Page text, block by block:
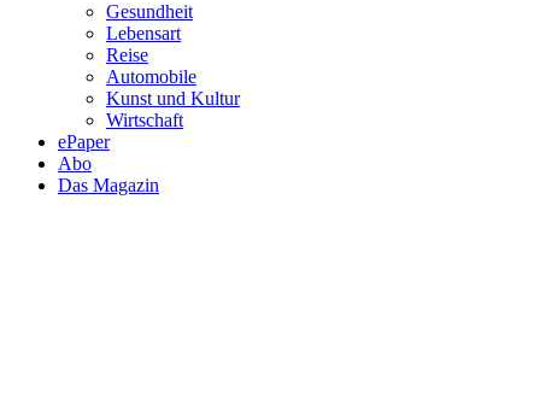
Gesundheit
Lebensart
Reise
Automobile
Kunst und Kultur
Wirtschaft
ePaper
Abo
Das Magazin